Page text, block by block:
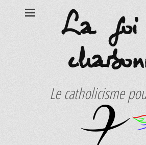
La foi
Le catholicisme